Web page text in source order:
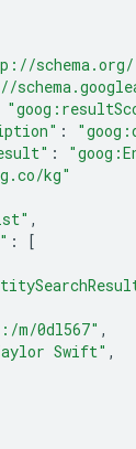
:
:
kg"
,
:
[
m/0dl567" ,
Swift" ,